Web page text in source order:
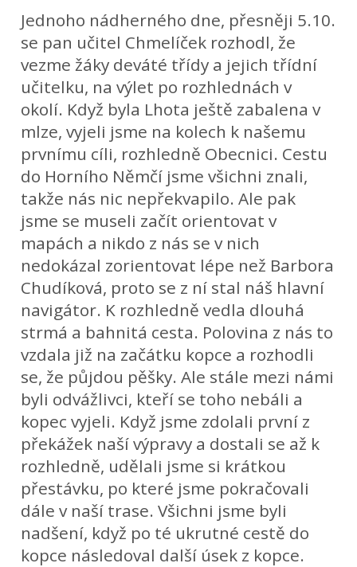
Jednoho nádherného dne, přesněji 5.10.
se pan učitel Chmelíček rozhodl, že
vezme žáky deváté třídy a jejich třídní
učitelku, na výlet po rozhlednách v
okolí. Když byla Lhota ještě zabalena v
mlze, vyjeli jsme na kolech k našemu
prvnímu cíli, rozhledně Obecnici. Cestu
do Horního Němčí jsme všichni znali,
takže nás nic nepřekvapilo. Ale pak
jsme se museli začít orientovat v
mapách a nikdo z nás se v nich
nedokázal zorientovat lépe než Barbora
Chudíková, proto se z ní stal náš hlavní
navigátor. K rozhledně vedla dlouhá
strmá a bahnitá cesta. Polovina z nás to
vzdala již na začátku kopce a rozhodli
se, že půjdou pěšky. Ale stále mezi námi
byli odvážlivci, kteří se toho nebáli a
kopec vyjeli. Když jsme zdolali první z
překážek naší výpravy a dostali se až k
rozhledně, udělali jsme si krátkou
přestávku, po které jsme pokračovali
dále v naší trase. Všichni jsme byli
nadšení, když po té ukrutné cestě do
kopce následoval další úsek z kopce.